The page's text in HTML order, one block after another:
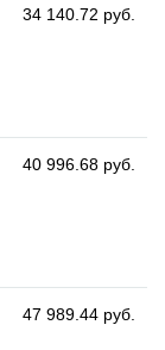
34 140.72 руб.
40 996.68 руб.
47 989.44 руб.